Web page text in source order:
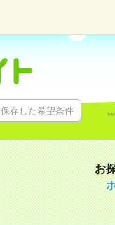
保存した希望条件
お